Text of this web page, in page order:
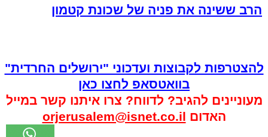
הרב ששינה את פניה של שכונת קטמון
להצטרפות לקבוצות ועדכוני "ירושלים החרדית"
בוואטסאפ לחצו כאן
מעוניינים להגיב? לדווח? צרו איתנו קשר במייל
האדום orjerusalem@isnet.co.il